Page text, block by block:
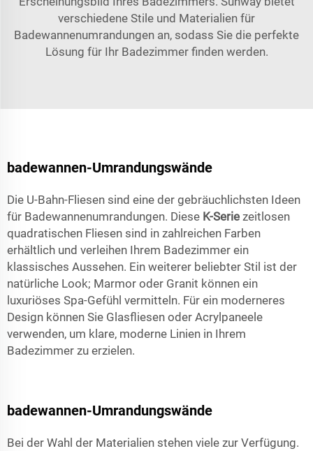
verschiedene Stile und Materialien für
Badewannenumrandungen an, sodass Sie die perfekte
Lösung für Ihr Badezimmer finden werden.
badewannen-Umrandungswände
Die U-Bahn-Fliesen sind eine der gebräuchlichsten Ideen
für Badewannenumrandungen. Diese K-Serie zeitlosen
quadratischen Fliesen sind in zahlreichen Farben
erhältlich und verleihen Ihrem Badezimmer ein
klassisches Aussehen. Ein weiterer beliebter Stil ist der
natürliche Look; Marmor oder Granit können ein
luxuriöses Spa-Gefühl vermitteln. Für ein moderneres
Design können Sie Glasfliesen oder Acrylpaneele
verwenden, um klare, moderne Linien in Ihrem
Badezimmer zu erzielen.
badewannen-Umrandungswände
Bei der Wahl der Materialien stehen viele zur Verfügung.